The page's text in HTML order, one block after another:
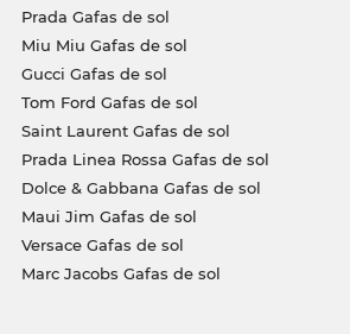
Prada Gafas de sol
Miu Miu Gafas de sol
Gucci Gafas de sol
Tom Ford Gafas de sol
Saint Laurent Gafas de sol
Prada Linea Rossa Gafas de sol
Dolce & Gabbana Gafas de sol
Maui Jim Gafas de sol
Versace Gafas de sol
Marc Jacobs Gafas de sol